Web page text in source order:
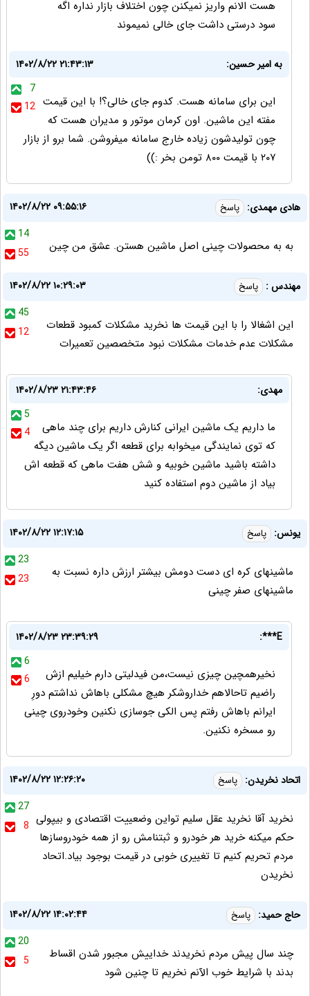
هست الانم واریز نمیکنن چون اختلاف بازار نداره اگه
سود درستی داشت جای خالی نمیموند
به امیر حسین:
۱۴۰۲/۸/۲۲ ۲۱:۴۳:۱۳
7
12 این برای سامانه هست. کدوم جای خالی؟! با این قیمت
مفته این ماشین. اون کرمان موتور و مدیران هست که
چون تولیدشون زیاده خارج سامانه میفروشن. شما برو از بازار
۲۰۷ با قیمت ۸۰۰ تومن بخر :))
هادی مهمدی: پاسخ
۱۴۰۲/۸/۲۲ ۰۹:۵۵:۱۶
14
55
به به محصولات چینی اصل ماشین هستن. عشق من چین
مهندس : پاسخ
۱۴۰۲/۸/۲۲ ۱۰:۲۹:۰۳
45
12
این اشغالا را با این قیمت ها نخرید مشکلات کمبود قطعات
مشکلات عدم خدمات مشکلات نبود متخصصین تعمیرات
مهدی:
۱۴۰۲/۸/۲۳ ۲۱:۴۳:۴۶
5
4
ما داریم یک ماشین ایرانی کنارش داریم برای چند ماهی
که توی نمایندگی میخوابه برای قطعه اگر یک ماشین دیگه
داشته باشید ماشین خوبیه و شش هفت ماهی که قطعه اش
بیاد از ماشین دوم استفاده کنید
یونس: پاسخ
۱۴۰۲/۸/۲۲ ۱۲:۱۷:۱۵
23
23
ماشینهای کره ای دست دومش بیشتر ارزش داره نسبت به
ماشینهای صفر چینی
E***:
۱۴۰۲/۸/۲۳ ۲۳:۳۹:۲۹
6
6
نخیرهمچین چیزی نیست،من فیدلیتی دارم خیلیم ازش
راضیم تاحالاهم خداروشکر هیچ مشکلی باهاش نداشتم دورِ
ایرانم باهاش رفتم پس الکی جوسازی نکنین وخودروی چینی
رو مسخره نکنین.
اتحاد نخریدن: پاسخ
۱۴۰۲/۸/۲۲ ۱۲:۲۶:۲۰
27
8 نخرید آقا نخرید عقل سلیم تواین وضعییت اقتصادی و بیپولی
حکم میکنه خرید هر خودرو و ثبتنامش رو از همه خودروسازها
مردم تحریم کنیم تا تغییری خوبی در قیمت بوجود بیاد.اتحاد
نخریدن
حاج حمید: پاسخ
۱۴۰۲/۸/۲۲ ۱۴:۰۲:۴۴
20
5
چند سال پیش مردم نخریدند خداییش مجبور شدن اقساط
بدند با شرایط خوب الآنم نخریم تا چنین شود